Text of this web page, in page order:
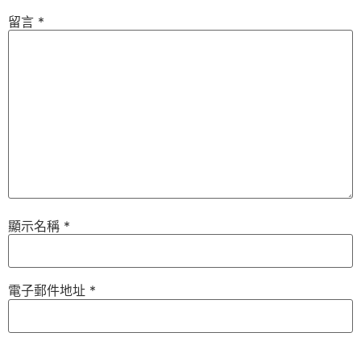
留言 *
顯示名稱 *
電子郵件地址 *